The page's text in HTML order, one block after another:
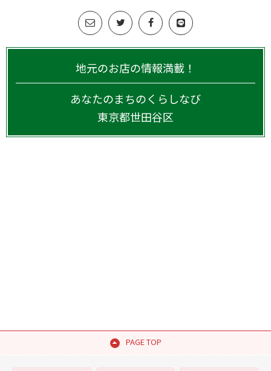
地元のお店の情報満載！
あなたのまちのくらしなび
東京都世田谷区
PAGE TOP